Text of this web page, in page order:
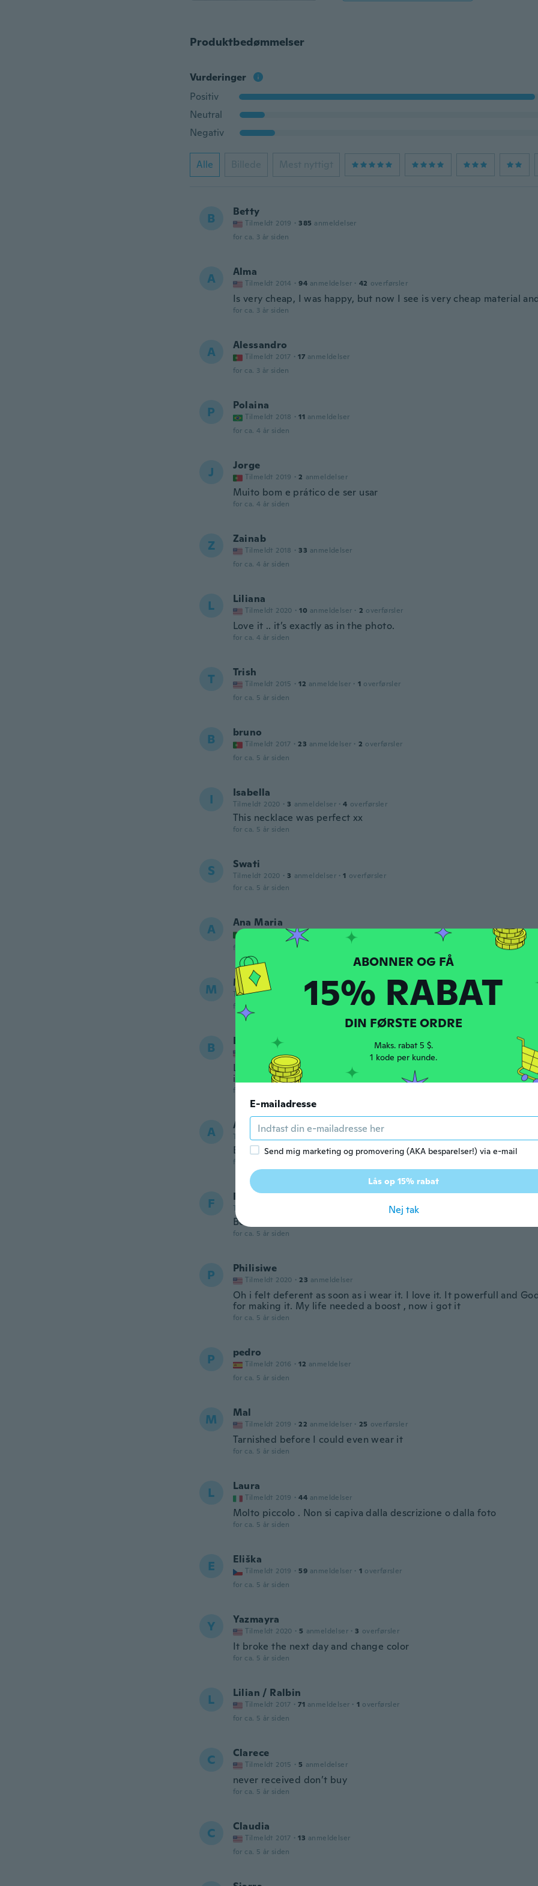
Produktbedømmelser
Vurderinger
Positiv
Neutral
Negativ
Alle Billede Mest nyttigt
B Betty
Tilmeldt 2019 · 385 anmeldelser
for ca. 3 år siden
A Alma
Tilmeldt 2014 · 94 anmeldelser · 42 overførsler
Is very cheap, I was happy, but now I see is very cheap material
for ca. 3 år siden
A Alessandro
Tilmeldt 2017 · 17 anmeldelser
for ca. 3 år siden
P Polaina
Tilmeldt 2018 · 11 anmeldelser
for ca. 4 år siden
J Jorge
Tilmeldt 2019 · 2 anmeldelser
Muito bom e prático de ser usar
for ca. 4 år siden
Z Zainab
Tilmeldt 2018 · 33 anmeldelser
for ca. 4 år siden
L Liliana
Tilmeldt 2020 · 10 anmeldelser · 2 overførsler
Love it .. it’s exactly as in the photo.
for ca. 4 år siden
T Trish
Tilmeldt 2015 · 12 anmeldelser · 1 overførsler
for ca. 5 år siden
B bruno
Tilmeldt 2017 · 23 anmeldelser · 2 overførsler
for ca. 5 år siden
I Isabella
Tilmeldt 2020 · 3 anmeldelser · 4 overførsler
This necklace was perfect xx
for ca. 5 år siden
S Swati
Tilmeldt 2020 · 3 anmeldelser · 1 overførsler
for ca. 5 år siden
A Ana Maria
Tilmeldt 2016 · 8 anmeldelser
for ca. 5 år siden
M Mandy
Tilmeldt 2019
anmeldelser
for ca. 5 år siden
B Betty
Tilmeldt 2017 overførsler
Loved them and thank you for the message Ms. Doris! We love you
important!!!
for ca. 5 år siden
A Amie
Tilmeldt 2019
Beautiful necklace, love it!
for ca. 5 år siden
F Fatima
Tilmeldt 2018 overførsler
Beautiful.
for ca. 5 år siden
P Philisiwe
Tilmeldt 2020 · 23 anmeldelser
Oh i felt deferent as soon as i wear it. I love it. It powerfull and
for making it. My life needed a boost , now i got it
for ca. 5 år siden
P pedro
Tilmeldt 2016 · 12 anmeldelser
for ca. 5 år siden
M Mal
Tilmeldt 2019 · 22 anmeldelser · 25 overførsler
Tarnished before I could even wear it
for ca. 5 år siden
L Laura
Tilmeldt 2019 · 44 anmeldelser
Molto piccolo . Non si capiva dalla descrizione o dalla foto
for ca. 5 år siden
E Eliška
Tilmeldt 2019 · 59 anmeldelser · 1 overførsler
for ca. 5 år siden
Y Yazmayra
Tilmeldt 2020 · 5 anmeldelser · 3 overførsler
It broke the next day and change color
for ca. 5 år siden
L Lilian / Ralbin
Tilmeldt 2017 · 71 anmeldelser · 1 overførsler
for ca. 5 år siden
C Clarece
Tilmeldt 2015 · 5 anmeldelser
never received don’t buy
for ca. 5 år siden
C Claudia
Tilmeldt 2017 · 13 anmeldelser
for ca. 5 år siden
15% RABAT
DIN FØRSTE ORDRE
Maks. rabat 5 $.
1 kode per kunde.
E-mailadresse
Send mig marketing og promovering (AKA besparelser!) via e-mail
Lås op 15% rabat
Nej tak